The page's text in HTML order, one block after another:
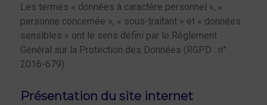
Les termes « données à caractère personnel », «
personne concernée », « sous-traitant » et « données
sensibles » ont le sens défini par le Règlement
Général sur la Protection des Données (RGPD : n°
2016-679)
Présentation du site internet